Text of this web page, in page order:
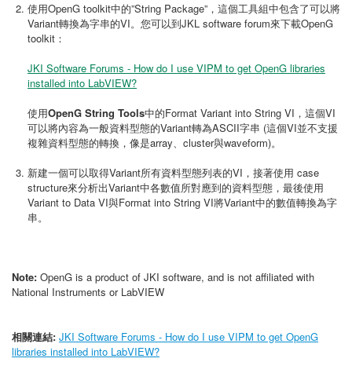
使用OpenG toolkit中的”String Package”，這個工具組中包含了可以將
Variant轉換為字串的VI。您可以到JKL software forum來下載OpenG
toolkit：
JKI Software Forums - How do I use VIPM to get OpenG libraries
installed into LabVIEW?
使用OpenG String Tools中的Format Variant into String VI，這個VI
可以將內容為一般資料型態的Variant轉為ASCII字串 (這個VI並不支援
複雜資料型態的轉換，像是array、cluster與waveform)。
新建一個可以取得Variant所有資料型態列表的VI，接著使用 case
structure來分析出Variant中各數值所對應到的資料型態，最後使用
Variant to Data VI與Format into String VI將Variant中的數值轉換為字
串。
Note: OpenG is a product of JKI software, and is not affiliated with
National Instruments or LabVIEW
相關連結: JKI Software Forums - How do I use VIPM to get OpenG
libraries installed into LabVIEW?